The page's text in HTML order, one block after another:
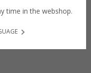
time in the webshop.